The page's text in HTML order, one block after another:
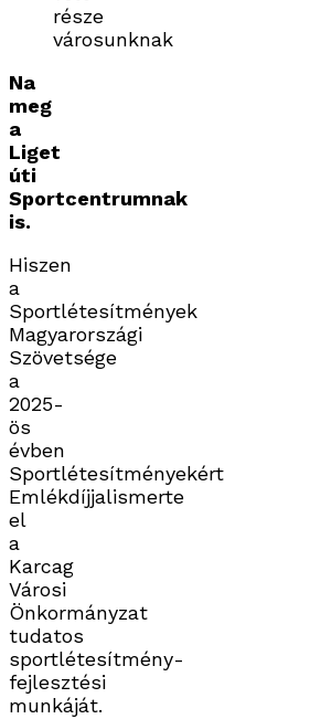
része
városunknak
Na
meg
a
Liget
úti
Sportcentrumnak
is.
Hiszen
a
Sportlétesítmények
Magyarországi
Szövetsége
a
2025-
ös
évben
Sportlétesítményekért
Emlékdíjjalismerte
el
a
Karcag
Városi
Önkormányzat
tudatos
sportlétesítmény-
fejlesztési
munkáját.